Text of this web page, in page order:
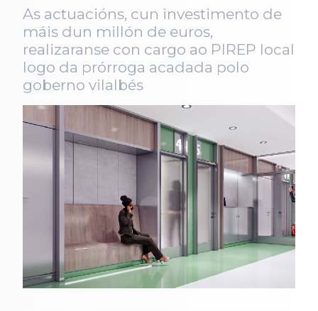
As actuacións, cun investimento de
máis dun millón de euros,
realizaranse con cargo ao PIREP local
logo da prórroga acadada polo
goberno vilalbés